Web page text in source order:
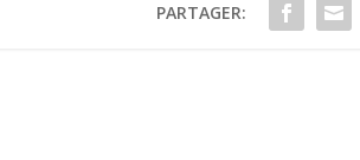
PARTAGER: